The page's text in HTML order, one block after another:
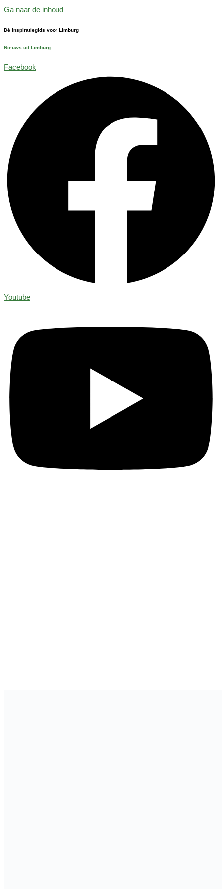
Ga naar de inhoud
Dé inspiratiegids voor Limburg
Nieuws uit Limburg
Facebook
Youtube